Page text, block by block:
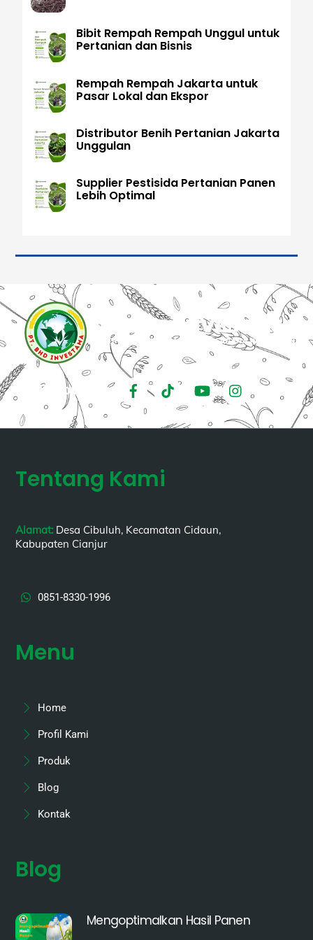
Bibit Rempah Rempah Unggul untuk
Pertanian dan Bisnis
Rempah Rempah Jakarta untuk
Pasar Lokal dan Ekspor
Distributor Benih Pertanian Jakarta
Unggulan
Supplier Pestisida Pertanian Panen
Lebih Optimal
Follow us :
Tentang Kami
Alamat: Desa Cibuluh, Kecamatan Cidaun,
Kabupaten Cianjur
0851-8330-1996
Menu
Home
Profil Kami
Produk
Blog
Kontak
Blog
Mengoptimalkan Hasil Panen